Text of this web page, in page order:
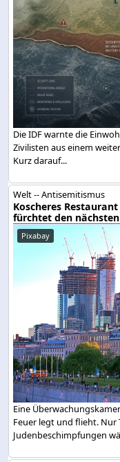
Die IDF warnte die
Zivilisten aus einem
Kurz darauf...
Welt -- Antisemitismus
Koscheres
fürchtet den
Pixabay
Eine
Feuer legt und flieht. Nur
Judenbeschimpfungen